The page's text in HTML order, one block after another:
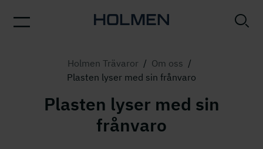
Holmen Trävaror / Om oss /
Plasten lyser med sin frånvaro
Plasten lyser med sin
frånvaro